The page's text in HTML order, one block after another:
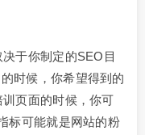
于你制定的SEO目
时候，你希望得到的
页面的时候，你可
标可能就是网站的粉